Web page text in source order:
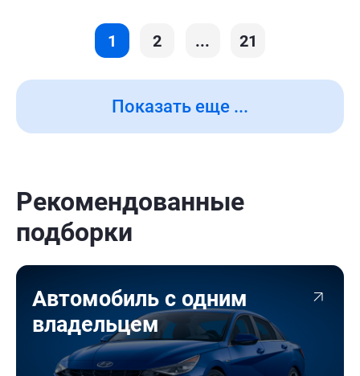
Показать еще ...
1 2 ... 21
Рекомендованные
подборки
Автомобиль с одним
владельцем